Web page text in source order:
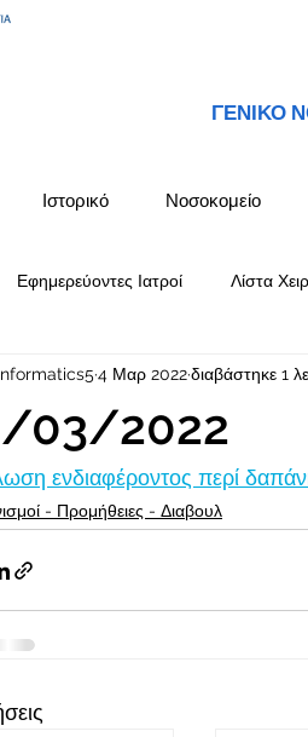
ΓΕΝΙΚΟ
Ιστορικό Νοσοκομείο
Εφημερεύοντες Ιατροί Λίστα
03/2022
4 Μαρ 2022διαβάστηκε 1
ενδιαφέροντος περί
- Προμήθειες - Διαβουλ